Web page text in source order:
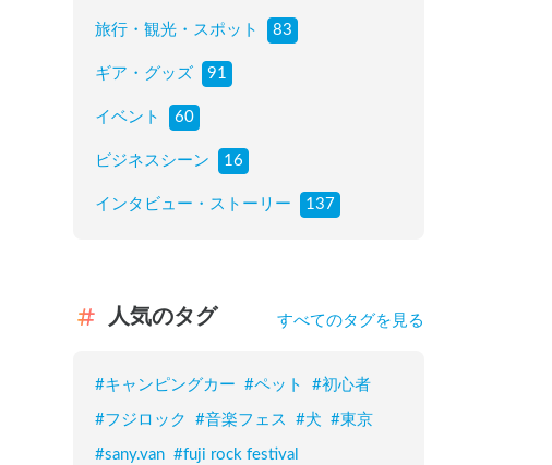
旅行・観光・スポット 83
ギア・グッズ 91
イベント 60
ビジネスシーン 16
インタビュー・ストーリー 137
人気のタグ すべてのタグを見る
#キャンピングカー #ペット #初心者
#フジロック #音楽フェス #犬 #東京
#sany.van #fuji rock festival